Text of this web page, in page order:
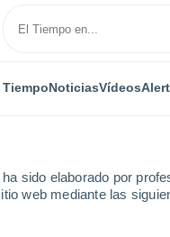
sido elaborado por
web mediante las
TiempoNoticiasVídeos